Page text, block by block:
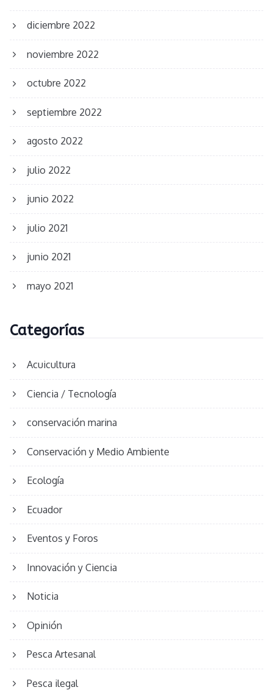
diciembre 2022
noviembre 2022
octubre 2022
septiembre 2022
agosto 2022
julio 2022
junio 2022
julio 2021
junio 2021
mayo 2021
Categorías
Acuicultura
Ciencia / Tecnología
conservación marina
Conservación y Medio Ambiente
Ecología
Ecuador
Eventos y Foros
Innovación y Ciencia
Noticia
Opinión
Pesca Artesanal
Pesca ilegal